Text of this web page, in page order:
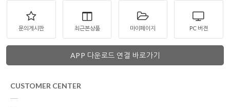
문의게시판 최근본상품 마이페이지 PC 버젼
APP 다운로드 연결 바로가기
CUSTOMER CENTER